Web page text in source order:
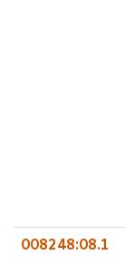
008248:08.1